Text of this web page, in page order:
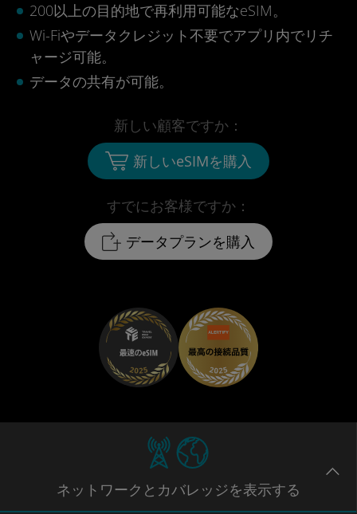
200以上の目的地で再利用可能なeSIM。
Wi-Fiやデータクレジット不要でアプリ内でリチ
ャージ可能。
データの共有が可能。
すでにお客様ですか：
データプランを購入
新しい顧客ですか：
新しいeSIMを購入
ネットワークとカバレッジを表示する